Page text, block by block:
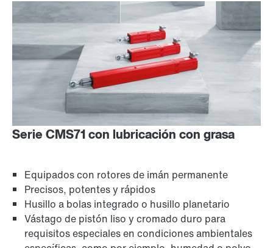
Serie CMS71 con lubricación con grasa
Equipados con rotores de imán permanente
Precisos, potentes y rápidos
Husillo a bolas integrado o husillo planetario
Vástago de pistón liso y cromado duro para
requisitos especiales en condiciones ambientales